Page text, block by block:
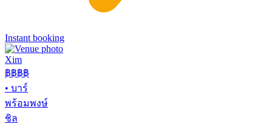
Instant booking
Xim
฿฿฿฿
• บาร์
พร้อมพงษ์
ชิล